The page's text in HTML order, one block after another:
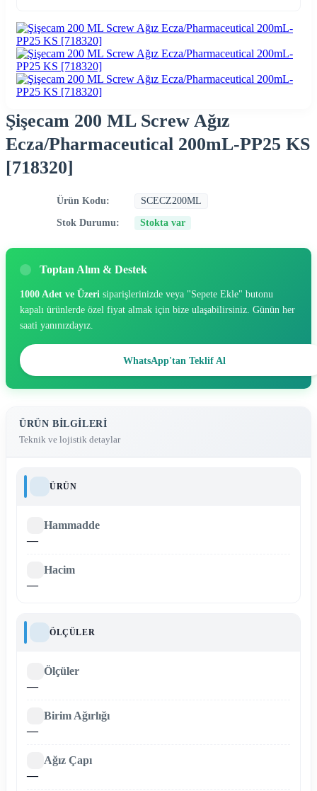
Şişecam 200 ML Screw Ağız
Ecza/Pharmaceutical 200mL-PP25 KS
[718320]
Ürün Kodu: SCECZ200ML
Stok Durumu: Stokta var
Toptan Alım & Destek
1000 Adet ve Üzeri siparişlerinizde veya "Sepete Ekle" butonu
kapalı ürünlerde özel fiyat almak için bize ulaşabilirsiniz. Günün her
saati yanınızdayız.
WhatsApp'tan Teklif Al
ÜRÜN BILGILERI
Teknik ve lojistik detaylar
ÜRÜN
Hammadde
—
Hacim
—
ÖLÇÜLER
Ölçüler
—
Birim Ağırlığı
—
Ağız Çapı
—